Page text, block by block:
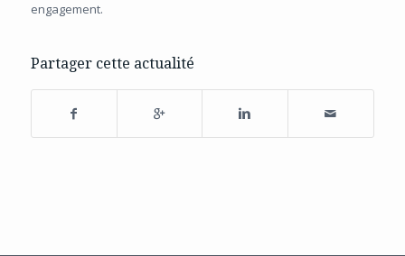
engagement.
Partager cette actualité